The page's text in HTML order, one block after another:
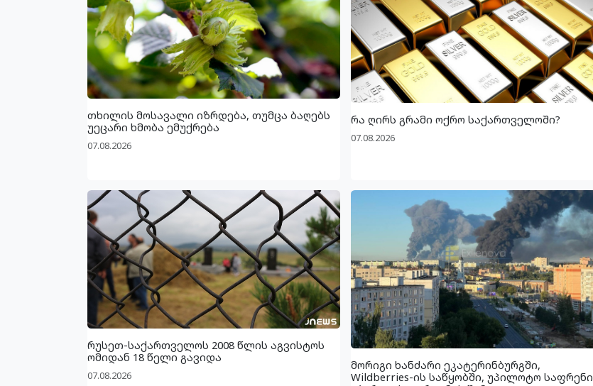
თხილის მოსავალი იზრდება, თუმცა ბაღებს
უეცარი ხმობა ემუქრება
07.08.2026
რა ღირს გრამი ოქრო საქართველოში?
07.08.2026
რუსეთ-საქართველოს 2008 წლის აგვისტოს
ომიდან 18 წელი გავიდა
07.08.2026
მორიგი ხანძარი ეკატერინბურგში,
Wildberries-ის საწყობში, უპილოტო საფრენი